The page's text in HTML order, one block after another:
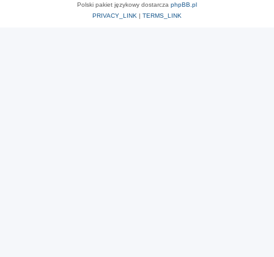
Polski pakiet językowy dostarcza phpBB.pl
PRIVACY_LINK | TERMS_LINK